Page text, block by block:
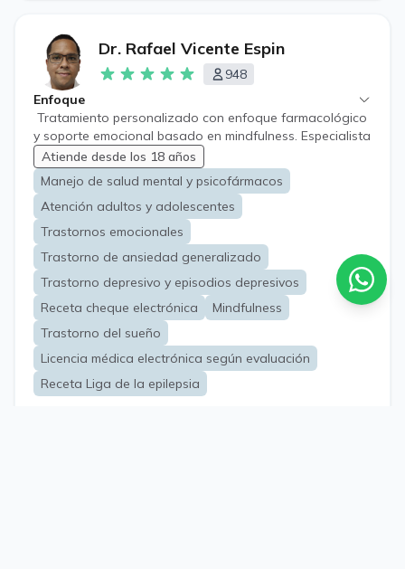
Dr. Rafael Vicente Espin
948
Enfoque
Tratamiento personalizado con enfoque farmacológico
y soporte emocional basado en mindfulness. Especialista
en manejo de estrés, burnout y conflictos laborales,
orientando soluciones prácticas adaptadas a la
realidad de cada persona
Atiende desde los 18 años
Manejo de salud mental y psicofármacos
Atención adultos y adolescentes
Trastornos emocionales
Trastorno de ansiedad generalizado
Trastorno depresivo y episodios depresivos
Receta cheque electrónica
Mindfulness
Trastorno del sueño
Licencia médica electrónica según evaluación
Receta Liga de la epilepsia